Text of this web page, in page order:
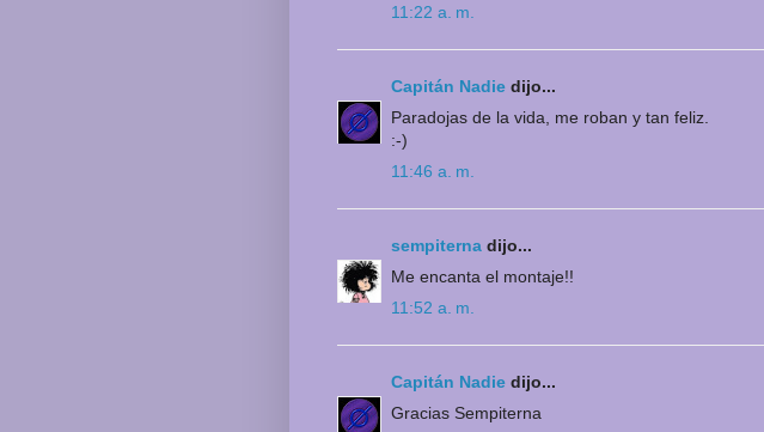
11:22 a. m.
Capitán Nadie dijo...
Paradojas de la vida, me roban y tan feliz.
:-)
11:46 a. m.
sempiterna dijo...
Me encanta el montaje!!
11:52 a. m.
Capitán Nadie dijo...
Gracias Sempiterna